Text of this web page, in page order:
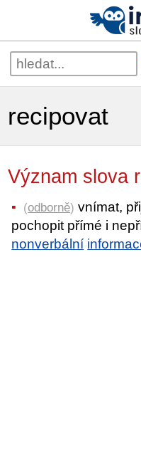
recipovat
Význam
(odborně) vnímat,
pochopit přímé i
nonverbální